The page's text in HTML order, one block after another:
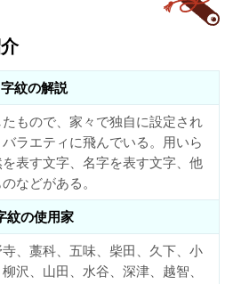
字紋の解説
もので、家々で独自に設定され
ラエティに飛んでいる。用いら
表す文字、名字を表す文字、他
などがある。
紋の使用家
、藁科、五味、柴田、久下、小
沢、山田、水谷、深津、越智、